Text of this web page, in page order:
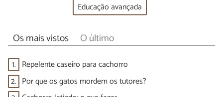
Educação avançada
Os mais vistos O último
1. Repelente caseiro para cachorro
2. Por que os gatos mordem os tutores?